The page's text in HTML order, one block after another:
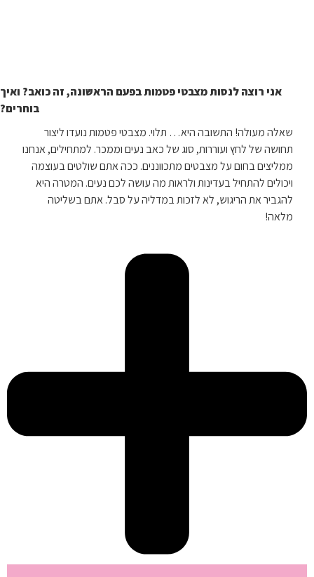
אני רוצה לנסות מצבטי פטמות בפעם הראשונה, זה כואב? ואיך
בוחרים?
שאלה מעולה! התשובה היא… תלוי. מצבטי פטמות נועדו ליצור
תחושה של לחץ ועוררות, סוג של כאב נעים וממכר. למתחילים, אנחנו
ממליצים בחום על מצבטים מתכווננים. ככה אתם שולטים בעוצמה
ויכולים להתחיל בעדינות ולראות מה עושה לכם נעים. המטרה היא
להגביר את הריגוש, לא לזכות במדליה על סבל. אתם בשליטה
מלאה!